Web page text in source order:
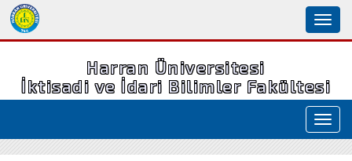
Harran Üniversitesi
İktisadi ve İdari Bilimler Fakültesi